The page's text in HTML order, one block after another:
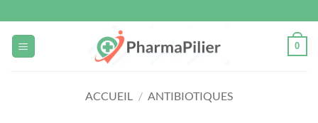
au
contenu
0
ACCUEIL / ANTIBIOTIQUES